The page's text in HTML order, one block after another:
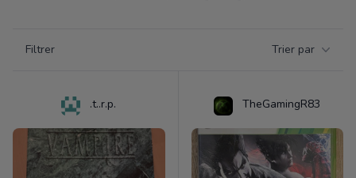
Filtrer Trier par
.t..r.p. TheGamingR83